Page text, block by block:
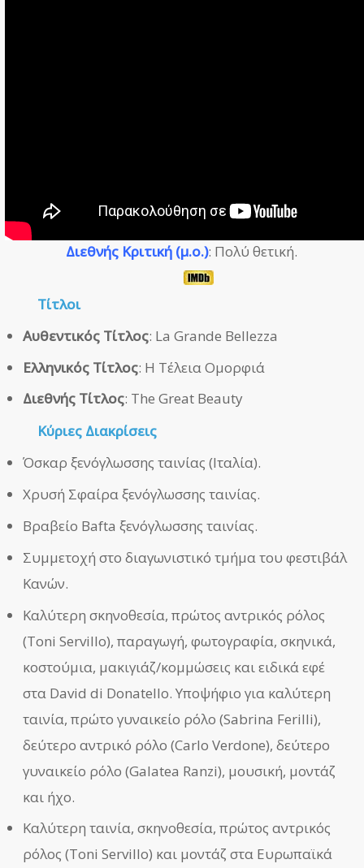
Διεθνής Κριτική (μ.ο.): Πολύ θετική.
Τίτλοι
Αυθεντικός Τίτλος: La Grande Bellezza
Ελληνικός Τίτλος: Η Τέλεια Ομορφιά
Διεθνής Τίτλος: The Great Beauty
Κύριες Διακρίσεις
Όσκαρ ξενόγλωσσης ταινίας (Ιταλία).
Χρυσή Σφαίρα ξενόγλωσσης ταινίας.
Βραβείο Bafta ξενόγλωσσης ταινίας.
Συμμετοχή στο διαγωνιστικό τμήμα του φεστιβάλ
Κανών.
Καλύτερη σκηνοθεσία, πρώτος αντρικός ρόλος
(Toni Servillo), παραγωγή, φωτογραφία, σκηνικά,
κοστούμια, μακιγιάζ/κομμώσεις και ειδικά εφέ
στα David di Donatello. Υποψήφιο για καλύτερη
ταινία, πρώτο γυναικείο ρόλο (Sabrina Ferilli),
δεύτερο αντρικό ρόλο (Carlo Verdone), δεύτερο
γυναικείο ρόλο (Galatea Ranzi), μουσική, μοντάζ
και ήχο.
Καλύτερη ταινία, σκηνοθεσία, πρώτος αντρικός
ρόλος (Toni Servillo) και μοντάζ στα Ευρωπαϊκά